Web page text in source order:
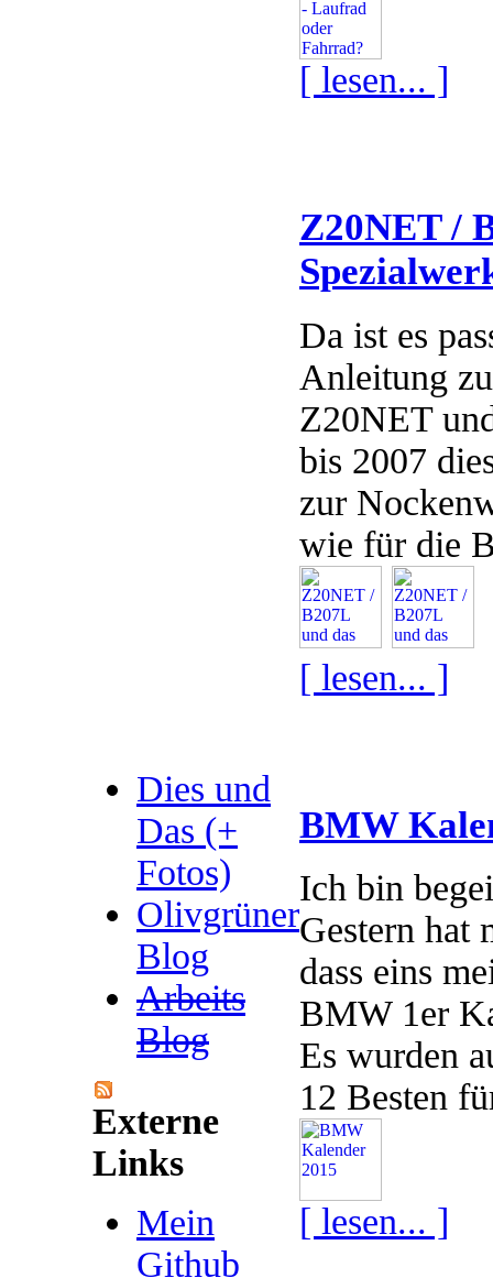
Dies und
Das (+
Fotos)
Olivgrüner
Blog
Arbeits
Blog
Externe
Links
Mein
Github
[ lesen... ]
Z20NET /
Da ist es
Anleitung
Z20NET
bis 2007
zur
wie für die
[ lesen... ]
BMW
Ich bin
Gestern hat
dass eins
BMW 1er
Es wurden
12 Besten
[ lesen... ]